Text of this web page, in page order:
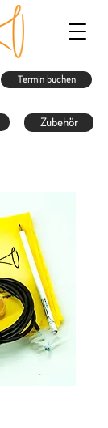
Zubehör
Termin buchen